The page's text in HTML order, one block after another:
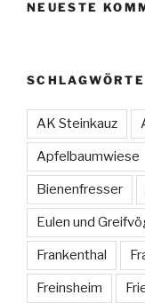
NEUESTE
AK Steinkauz
Apfelbaumwiese
Bienenfresser
Eulen und
Frankenthal
Freinsheim